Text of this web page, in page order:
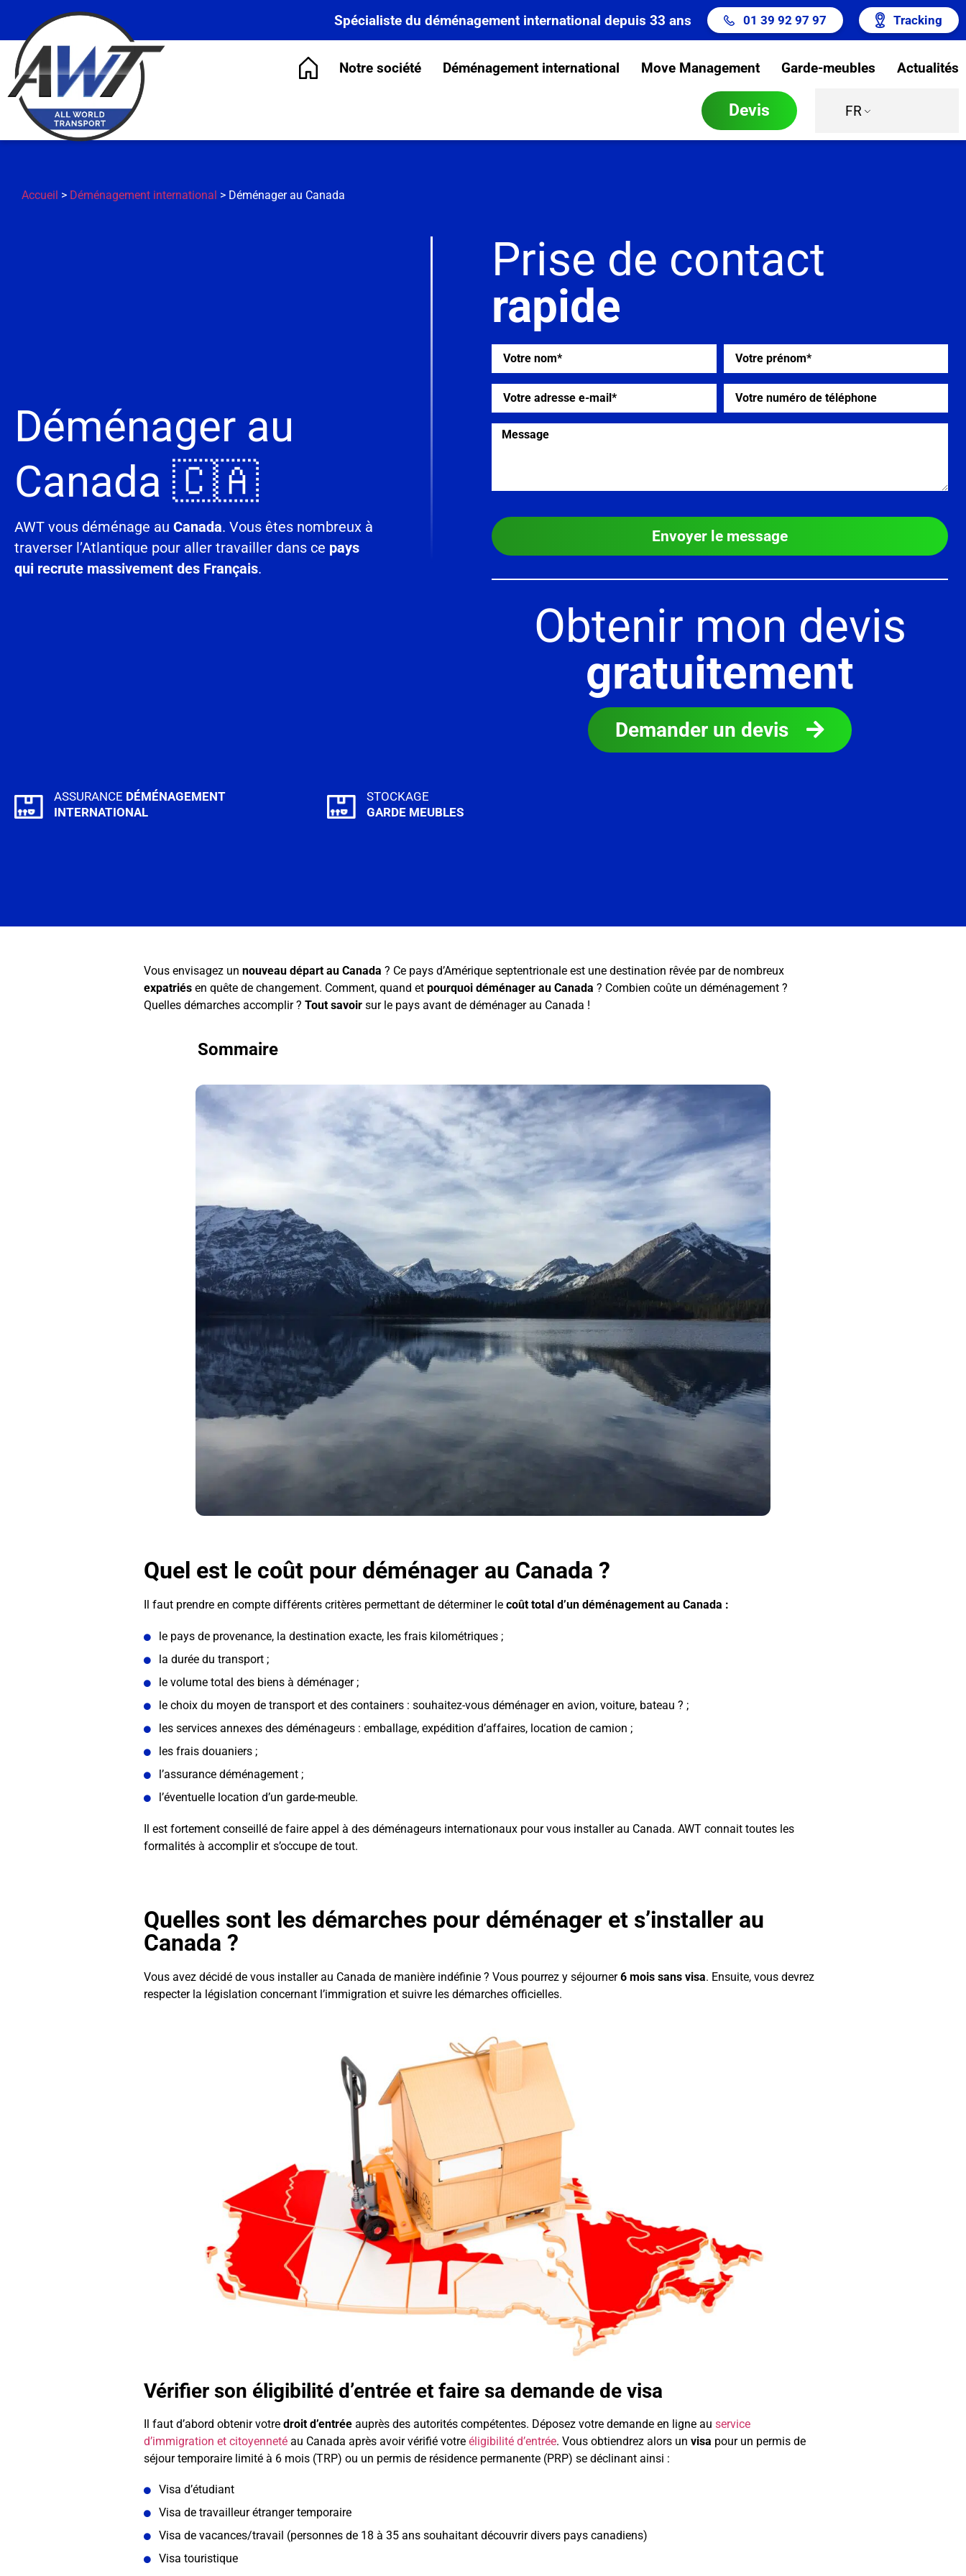
Spécialiste du déménagement international depuis 33 ans 01 39 92 97 97 Tracking
Notre société Déménagement international Move Management Garde-meubles Actualités
Devis FR
Accueil > Déménagement international > Déménager au Canada
Déménager au
Canada 🇨🇦
AWT vous déménage au Canada. Vous êtes nombreux à
traverser l’Atlantique pour aller travailler dans ce pays
qui recrute massivement des Français.
Prise de contact
rapide
Envoyer le message
Obtenir mon devis
gratuitement
Demander un devis
ASSURANCE DÉMÉNAGEMENT
INTERNATIONAL
STOCKAGE
GARDE MEUBLES
Vous envisagez un nouveau départ au Canada ? Ce pays d’Amérique septentrionale est une destination rêvée par de nombreux
expatriésen quête de changement. Comment, quand et pourquoi déménager au Canada ? Combien coûte un déménagement ?
Quelles démarches accomplir ? Tout savoirsur le pays avant de déménager au Canada !
Sommaire
Quel est le coût pour déménager au Canada ?
Il faut prendre en compte différents critères permettant de déterminer le coût total d’un déménagement au Canada :
le pays de provenance, la destination exacte, les frais kilométriques ;
la durée du transport ;
le volume total des biens à déménager ;
le choix du moyen de transport et des containers : souhaitez-vous déménager en avion, voiture, bateau ? ;
les services annexes des déménageurs : emballage, expédition d’affaires, location de camion ;
les frais douaniers ;
l’assurance déménagement ;
l’éventuelle location d’un garde-meuble.
Il est fortement conseillé de faire appel à des déménageurs internationauxpour vous installer au Canada. AWT connait toutes les
formalités à accomplir et s’occupe de tout.
Quelles sont les démarches pour déménager et s’installer au
Canada ?
Vous avez décidé de vous installer au Canada de manière indéfinie ? Vous pourrez y séjourner6 mois sans visa. Ensuite, vous devrez
respecter la législation concernant l’immigration et suivre les démarches officielles.
Vérifier son éligibilité d’entrée et faire sa demande de visa
Il faut d’abord obtenir votre droit d’entréeauprès des autorités compétentes. Déposez votre demande en ligne au service
d’immigration et citoyennetéau Canada après avoir vérifié votre éligibilité d’entrée. Vous obtiendrez alors un visa pour un permis de
séjour temporaire limité à 6 mois (TRP) ou un permis de résidence permanente (PRP) se déclinant ainsi :
Visa d’étudiant
Visa de travailleur étranger temporaire
Visa de vacances/travail (personnes de 18 à 35 ans souhaitant découvrir divers pays canadiens)
Visa touristique